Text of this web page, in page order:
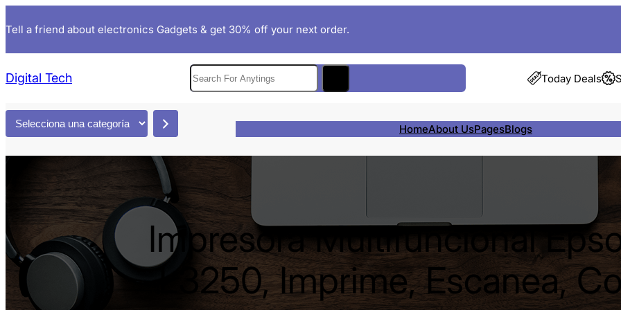
al
contenido
Tell a friend about electronics Gadgets & get 30% off your next order.
Digital Tech
S
e
Today Deals
e
l
o
n
HomeAbout UsPagesBlogs
Impresora Multifuncional
L3250, Imprime, Escanea,